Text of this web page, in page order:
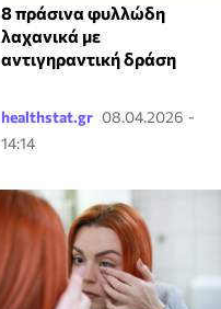
8 πράσινα φυλλώδη
λαχανικά με
αντιγηραντική δράση
healthstat.gr 08.04.2026 -
14:14